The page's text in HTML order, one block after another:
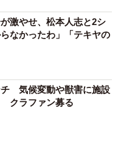
精米したものの見本
白いところ。意外な
2位が岡山県。さらに食
激やせ、松本人志と2シ
なかったわ」「テキヤの
気候変動や獣害に施設
クラファン募る